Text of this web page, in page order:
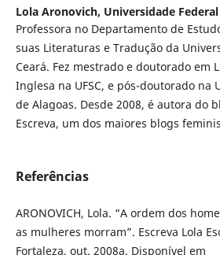
Lola Aronovich, Universidade
Professora no Departamento de
suas Literaturas e Tradução da
Ceará. Fez mestrado e doutorado em
Inglesa na UFSC, e pós-doutorado na
de Alagoas. Desde 2008, é autora do
Escreva, um dos maiores blogs
Referências
ARONOVICH, Lola. “A ordem dos
as mulheres morram”. Escreva Lola
Fortaleza, out. 2008a. Disponível em